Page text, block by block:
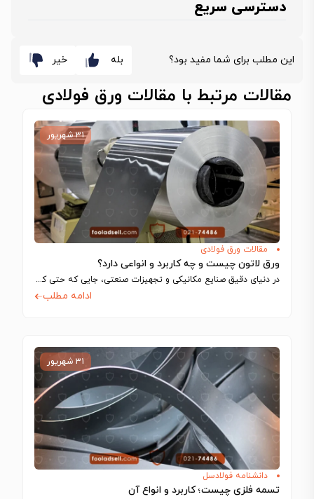
دسترسی سریع
این مطلب برای شما مفید بود؟ بله خیر
مقالات مرتبط با مقالات ورق فولادی
۳۱ شهریور
مقالات ورق فولادی
ورق لاتون چیست و چه کاربرد و انواعی دارد؟
در دنیای دقیق صنایع مکانیکی و تجهیزات صنعتی، جایی که حتی کوچک‌ترین تلرانس‌ها می‌توانند…
ادامه مطلب
۳۱ شهریور
دانشنامه فولادسل
تسمه فلزی چیست؛ کاربرد و انواع آن